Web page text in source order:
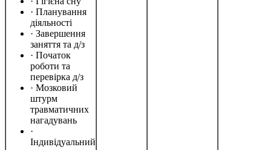
· Планування
діяльності
· Завершення
заняття та д/з
· Початок
роботи та
перевірка д/з
· Мозковий
штурм
травматичних
нагадувань
·
Індивідуальний